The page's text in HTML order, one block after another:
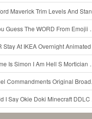
Trim Levels And Standard Features Explained Mp3
From Emojii COMPOUND WORD EMOJII CHALLENGE 90 PEOPLE FAIL Guess Mp3
At IKEA Overnight Animated SCP 3008 Horror Story Mp3
I Am Hell S Mortician And I Am Going To Kill God Creepypasta Mp3
Original Broadway Cast Of Hamilton Lyrics Mp3
Doki Minecraft DDLC Animated Music Video Song By The Stupendium Mp3